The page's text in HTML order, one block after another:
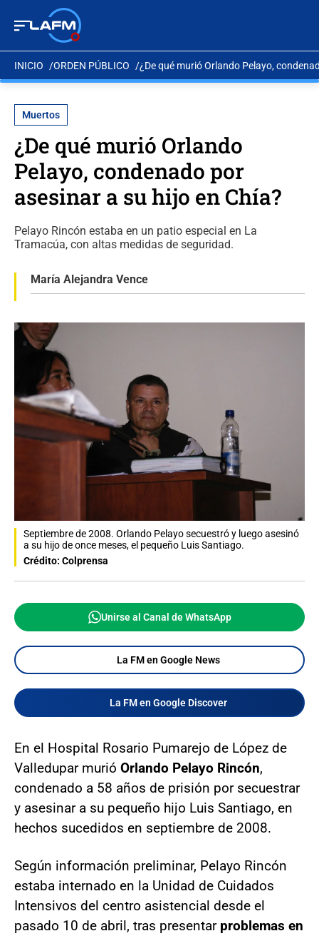
INICIO ORDEN PÚBLICO ¿De qué murió Orlando Pelayo,
Muertos
¿De qué murió Orlando
Pelayo, condenado por
asesinar a su hijo en Chía?
Pelayo Rincón estaba en un patio especial en La
Tramacúa, con altas medidas de seguridad.
María Alejandra Vence
Septiembre de 2008. Orlando Pelayo secuestró y luego asesinó
a su hijo de once meses, el pequeño Luis Santiago.
Crédito: Colprensa
Unirse al Canal de WhatsApp
La FM en Google News
La FM en Google Discover
En el Hospital Rosario Pumarejo de López de
Valledupar murió Orlando Pelayo Rincón,
condenado a 58 años de prisión por secuestrar
y asesinar a su pequeño hijo Luis Santiago, en
hechos sucedidos en septiembre de 2008.
Según información preliminar, Pelayo Rincón
estaba internado en la Unidad de Cuidados
Intensivos del centro asistencial desde el
pasado 10 de abril, tras presentar problemas en